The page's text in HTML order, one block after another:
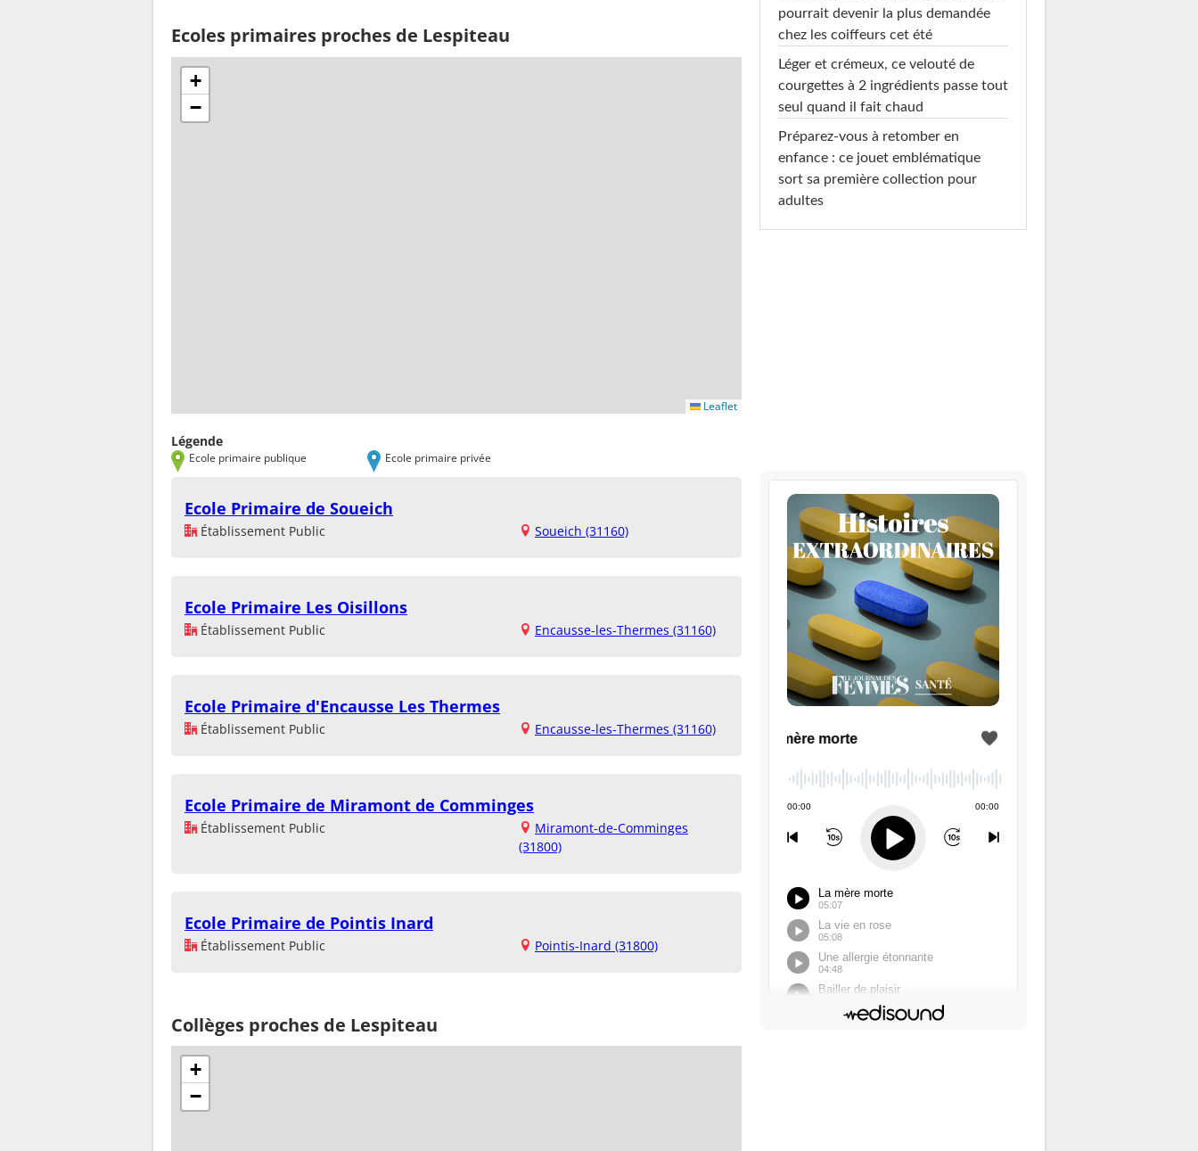
Ecoles primaires proches de Lespiteau
+
−
Leaflet
Légende
Ecole primaire publique Ecole primaire privée
Ecole Primaire de Soueich
Établissement Public Soueich (31160)
Ecole Primaire Les Oisillons
Établissement Public Encausse-les-Thermes (31160)
Ecole Primaire d'Encausse Les Thermes
Établissement Public Encausse-les-Thermes (31160)
Ecole Primaire de Miramont de Comminges
Établissement Public
Miramont-de-Comminges
(31800)
Ecole Primaire de Pointis Inard
Établissement Public Pointis-Inard (31800)
Collèges proches de Lespiteau
+
−
pourrait devenir la plus demandée
chez les coiffeurs cet été
Léger et crémeux, ce velouté de
courgettes à 2 ingrédients passe tout
seul quand il fait chaud
Préparez-vous à retomber en
enfance : ce jouet emblématique
sort sa première collection pour
adultes